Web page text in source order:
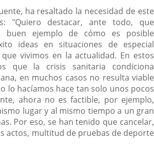
ha resaltado la necesidad de este
"Quiero destacar, ante todo, que
buen ejemplo de cómo es posible
ideas en situaciones de especial
vivimos en la actualidad. En estos
que la crisis sanitaria condiciona
en muchos casos no resulta viable
lo hacíamos hace tan solo unos pocos
ahora no es factible, por ejemplo,
lugar y al mismo tiempo a un gran
Por eso, se han tenido que cancelar,
actos, multitud de pruebas de deporte